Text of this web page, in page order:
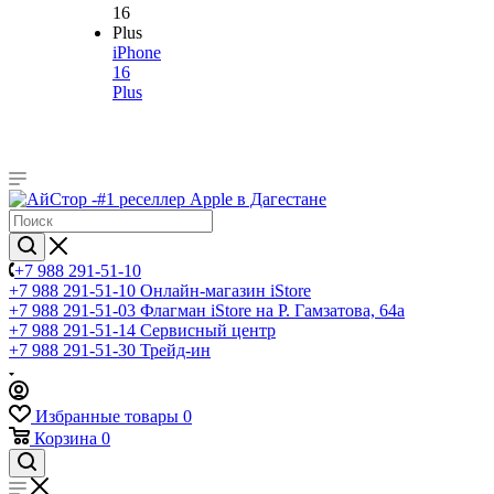
iPhone
16
Plus
+7 988 291-51-10
+7 988 291-51-10 Онлайн-магазин iStore
+7 988 291-51-03 Флагман iStore на Р. Гамзатова, 64а
+7 988 291-51-14 Сервисный центр
+7 988 291-51-30 Трейд-ин
Избранные товары 0
Корзина 0